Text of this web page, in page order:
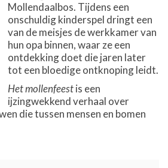
Mollendaalbos. Tijdens een
onschuldig kinderspel dringt een
van de meisjes de werkkamer van
hun opa binnen, waar ze een
ontdekking doet die jaren later
tot een bloedige ontknoping leidt.
Het mollenfeestis een
ijzingwekkend verhaal over
die tussen mensen en bomen